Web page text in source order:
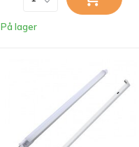
På lager